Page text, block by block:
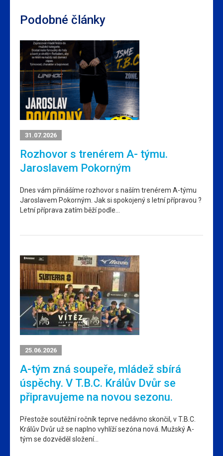
Podobné články
31.07.2026
Rozhovor s trenérem A- týmu.
Jaroslavem Pokorným
Dnes vám přinášíme rozhovor s naším trenérem A-týmu
Jaroslavem Pokorným. Jak si spokojený s letní přípravou ?
Letní příprava zatím běží podle…
25.06.2026
A-tým zná soupeře, mládež sbírá
úspěchy. V T.B.C. Králův Dvůr se
připravujeme na novou sezonu.
Přestože soutěžní ročník teprve nedávno skončil, v T.B.C.
Králův Dvůr už se naplno vyhlíží sezóna nová. Mužský A-
tým se dozvěděl složení…